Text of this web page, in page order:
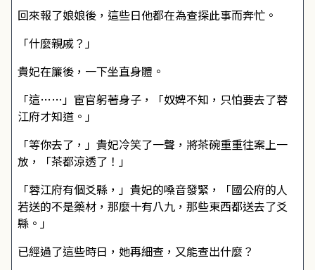
回來報了娘娘後，這些日他都在為查探此事而奔忙。
「什麼親戚？」
貴妃在簾後，一下坐直身體。
「這……」宦官躬著身子，「奴婢不知，只怕要去了蓉
江府才知道。」
「等你去了，」貴妃冷笑了一聲，將茶碗重重往案上一
放，「茶都涼透了！」
「蓉江府有個爻縣，」貴妃的嗓音發緊，「國公府的人
若送的不是藥材，那麼十有八九，那些東西都送去了爻
縣。」
已經過了這些時日，她再細查，又能查出什麼？